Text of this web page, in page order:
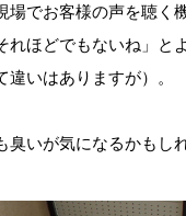
でお客様の声を聴く
ほどでもないね」と
いはありますが）。
いが気になるかもし